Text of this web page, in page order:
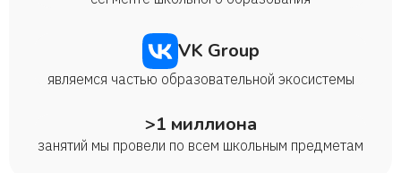
VK Group
являемся частью образовательной экосистемы
>1 миллиона
занятий мы провели по всем школьным предметам